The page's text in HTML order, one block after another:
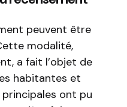
peuvent être
modalité,
a fait l’objet de
habitantes et
ont pu